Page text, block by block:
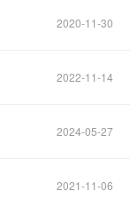
2020-11-30
2022-11-14
2024-05-27
2021-11-06